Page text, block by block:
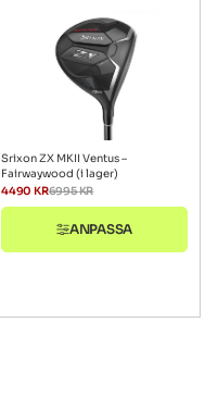
Srixon ZX MKII Ventus –
Fairwaywood (i lager)
6995KR
4490 KR
ANPASSA